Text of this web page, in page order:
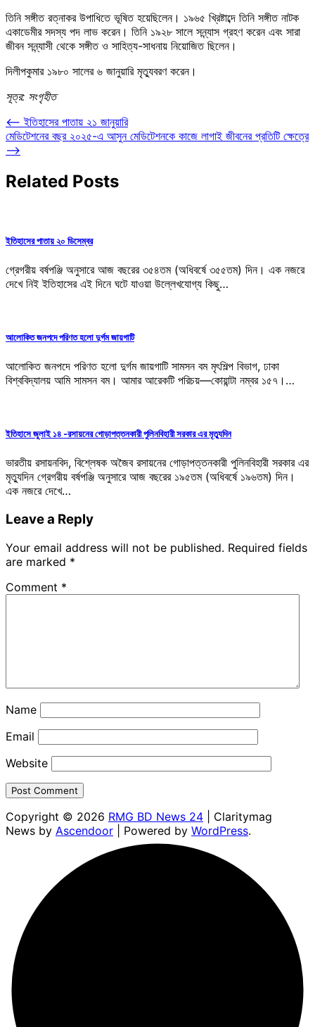
তিনি সঙ্গীত রত্নাকর উপাধিতে ভূষিত হয়েছিলেন। ১৯৬৫ খ্রিষ্টাব্দে তিনি সঙ্গীত নাটক
একাডেমীর সদস্য পদ লাভ করেন। তিনি ১৯২৮ সালে সন্ন্যাস গ্রহণ করেন এবং সারা
জীবন সন্ন্যাসী থেকে সঙ্গীত ও সাহিত্য-সাধনায় নিয়োজিত ছিলেন।
দিলীপকুমার ১৯৮০ সালের ৬ জানুয়ারি মৃত্যুবরণ করেন।
সূত্র: সংগৃহীত
Post
navigation
⟵ ইতিহাসের পাতায় ২১ জানুয়ারি
মেডিটেশনের বছর ২০২৫-এ আসুন মেডিটেশনকে কাজে লাগাই জীবনের প্রতিটি ক্ষেত্রে
⟶
Related Posts
ইতিহাসের পাতায় ২০ ডিসেম্বর
গ্রেগরীয় বর্ষপঞ্জি অনুসারে আজ বছরের ৩৫৪তম (অধিবর্ষে ৩৫৫তম) দিন। এক নজরে
দেখে নিই ইতিহাসের এই দিনে ঘটে যাওয়া উল্লেখযোগ্য কিছু…
আলোকিত জনপদে পরিণত হলো দুর্গম জায়গাটি
আলোকিত জনপদে পরিণত হলো দুর্গম জায়গাটি সামসন বম মৃৎশিল্প বিভাগ, ঢাকা
বিশ্ববিদ্যালয় আমি সামসন বম। আমার আরেকটি পরিচয়—কোয়ান্টা নম্বর ১৫৭।…
ইতিহাসে জুলাই ১৪ -রসায়নের গোড়াপত্তনকারী পুলিনবিহারী সরকার এর মৃত্যুদিন
ভারতীয় রসায়নবিদ, বিশ্লেষক অজৈব রসায়নের গোড়াপত্তনকারী পুলিনবিহারী সরকার এর
মৃত্যুদিন গ্রেগরীয় বর্ষপঞ্জি অনুসারে আজ বছরের ১৯৫তম (অধিবর্ষে ১৯৬তম) দিন।
এক নজরে দেখে…
Leave a Reply
Your email address will not be published. Required fields
are marked *
Comment *
Name
Email
Website
Copyright © 2026 RMG BD News 24 | Claritymag
News by Ascendoor | Powered by WordPress.